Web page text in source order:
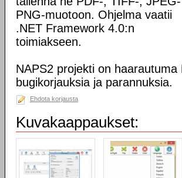
PNG-muotoon. Ohjelma vaatii
.NET Framework 4.0:n
toimiakseen.
NAPS2 projekti on
bugikorjauksia ja parannuksia.
Ehdota korjausta
Kuvakaappaukset: